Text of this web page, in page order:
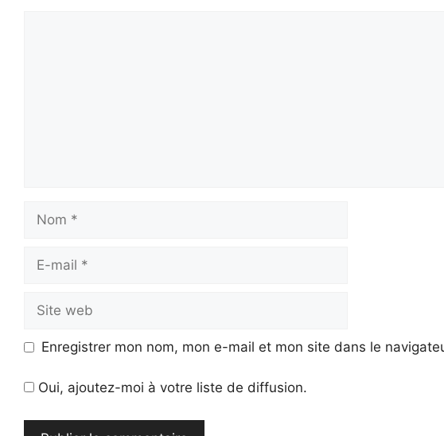
Nom
Site
web
Enregistrer mon nom, mon e-mail et mon site dans le
Oui, ajoutez-moi à votre liste de diffusion.